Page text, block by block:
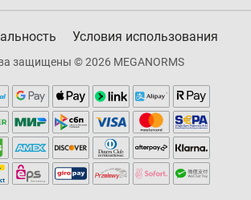
Условия использования
защищены © 2026 MEGANORMS